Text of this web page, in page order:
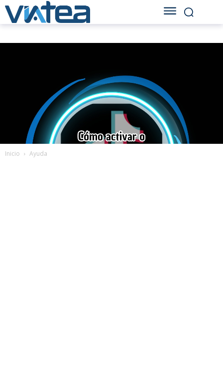
Inicio Ayuda